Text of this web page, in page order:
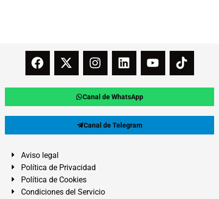
Canal de WhatsApp
Canal de Telegram
Aviso legal
Política de Privacidad
Política de Cookies
Condiciones del Servicio